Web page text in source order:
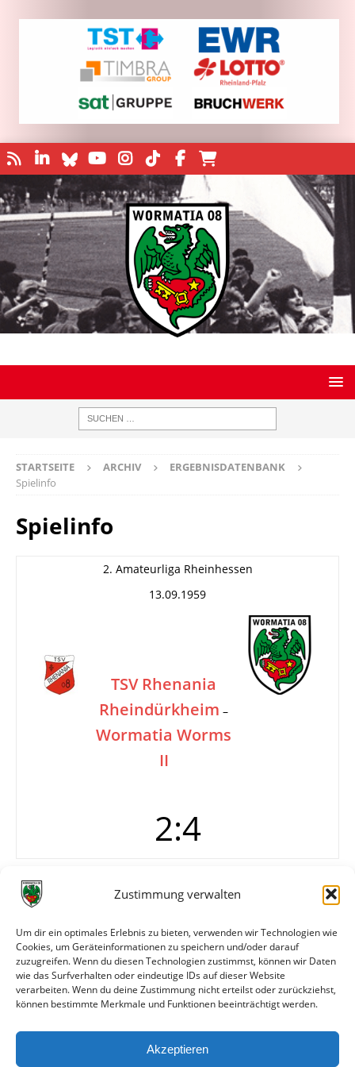
Zustimmung verwalten
Um dir ein optimales Erlebnis zu bieten, verwenden wir Technologien wie
Cookies, um Geräteinformationen zu speichern und/oder darauf
zuzugreifen. Wenn du diesen Technologien zustimmst, können wir Daten
wie das Surfverhalten oder eindeutige IDs auf dieser Website
verarbeiten. Wenn du deine Zustimmung nicht erteilst oder zurückziehst,
können bestimmte Merkmale und Funktionen beeinträchtigt werden.
Akzeptieren
STARTSEITE ARCHIV
ERGEBNISDATENBANK
Spielinfo
Spielinfo
2. Amateurliga Rheinhessen
13.09.1959
TSV Rhenania
Rheindürkheim –
Wormatia Worms
II
2:4
Tore
0:1 Weick (14.)
2:2 Luttringer (59./Handelfmeter)
2:3 Weick (60.)
2:4 Weick (88.)
Alle bisherigen Partien der beiden Mannschaften